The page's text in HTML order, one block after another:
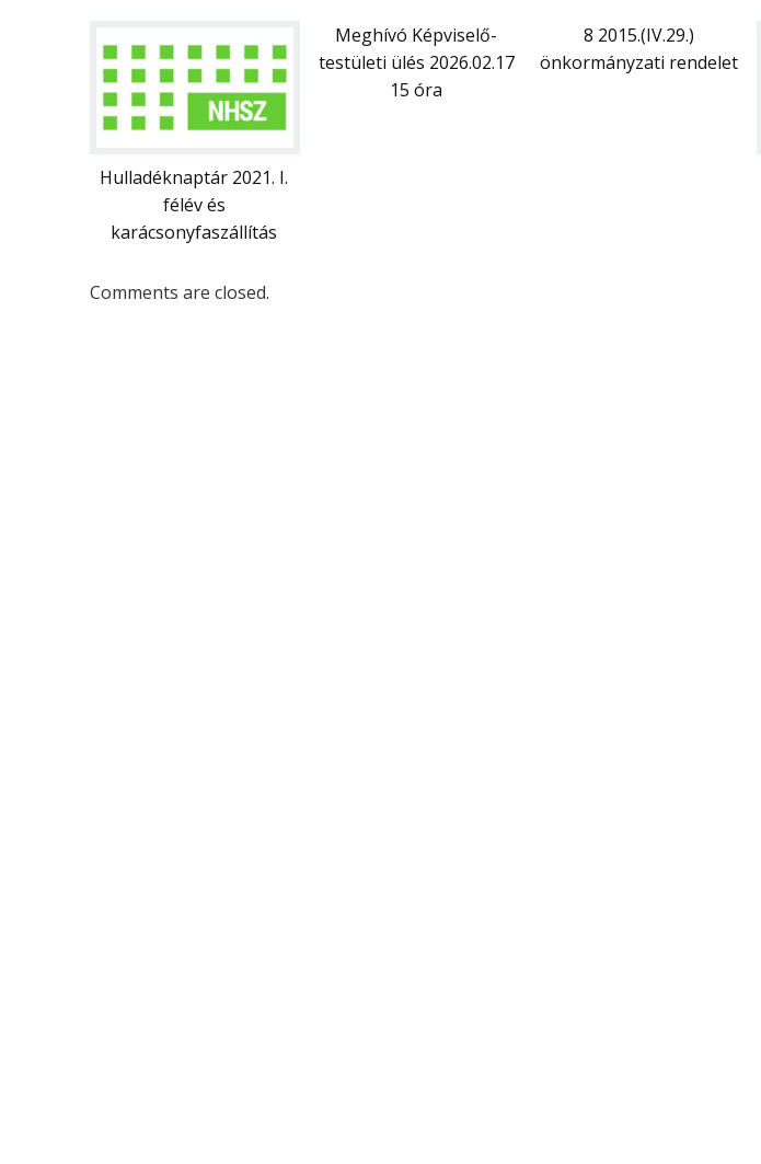
Hulladéknaptár 2021. I.
félév és
karácsonyfaszállítás
Meghívó Képviselő-
testületi ülés 2026.02.17
15 óra
8 2015.(IV.29.)
önkormányzati rendelet
Comments are closed.